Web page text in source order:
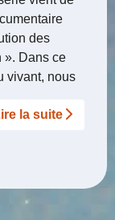
des
». Dans ce
vivant, nous
la suite­­